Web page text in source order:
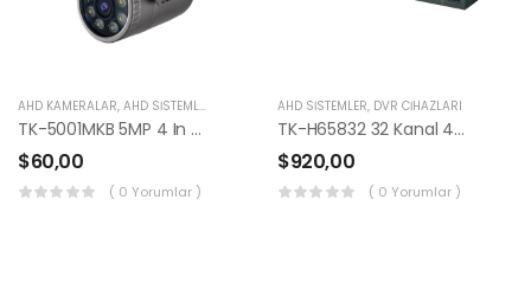
AHD KAMERALAR, AHD SISTEMLER
TK-5001MKB 5MP 4 In 1 Bullet Kamera (AHD + TVI + CVI + CVBS)
$60,00
( 0 Yorumlar )
AHD SISTEMLER, DVR CIHAZLARI
TK-H65832 32 Kanal 4X8 TB HDD 5 In 1 H.265 Kayıt Cihazı
$920,00
( 0 Yorumlar )